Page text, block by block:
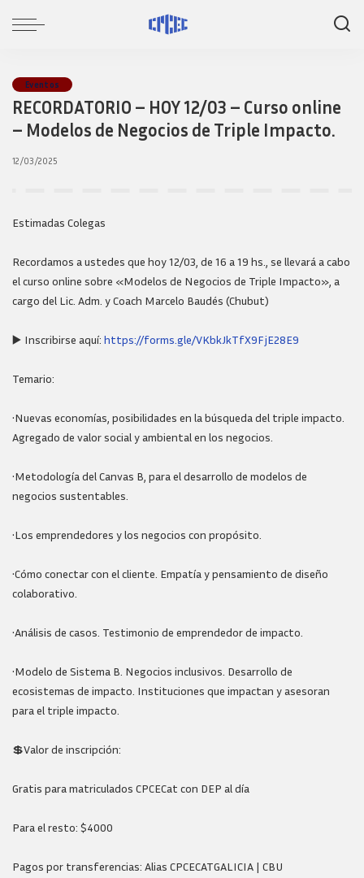
Eventos
RECORDATORIO – HOY 12/03 – Curso online
– Modelos de Negocios de Triple Impacto.
12/03/2025
Estimadas Colegas
Recordamos a ustedes que hoy 12/03, de 16 a 19 hs., se llevará a cabo
el curso online sobre «Modelos de Negocios de Triple Impacto», a
cargo del Lic. Adm. y Coach Marcelo Baudés (Chubut)
▶️ Inscribirse aquí: https://forms.gle/VKbkJkTfX9FjE28E9
Temario:
•Nuevas economías, posibilidades en la búsqueda del triple impacto.
Agregado de valor social y ambiental en los negocios.
•Metodología del Canvas B, para el desarrollo de modelos de
negocios sustentables.
•Los emprendedores y los negocios con propósito.
•Cómo conectar con el cliente. Empatía y pensamiento de diseño
colaborativo.
•Análisis de casos. Testimonio de emprendedor de impacto.
•Modelo de Sistema B. Negocios inclusivos. Desarrollo de
ecosistemas de impacto. Instituciones que impactan y asesoran
para el triple impacto.
💲Valor de inscripción:
Gratis para matriculados CPCECat con DEP al día
Para el resto: $4000
Pagos por transferencias: Alias CPCECATGALICIA | CBU